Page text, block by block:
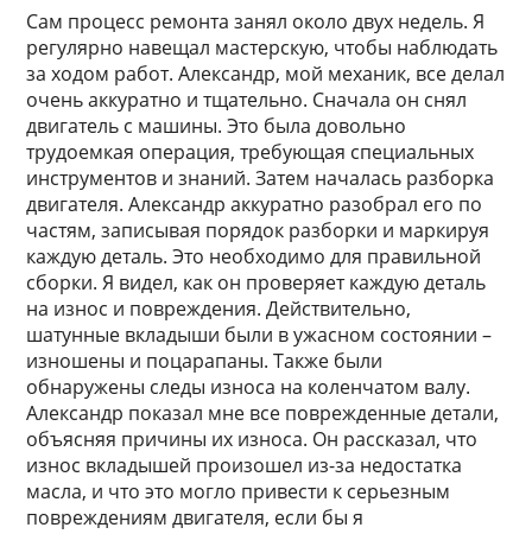
Сам процесс ремонта занял около двух недель. Я
регулярно навещал мастерскую, чтобы наблюдать
за ходом работ. Александр, мой механик, все делал
очень аккуратно и тщательно. Сначала он снял
двигатель с машины. Это была довольно
трудоемкая операция, требующая специальных
инструментов и знаний. Затем началась разборка
двигателя. Александр аккуратно разобрал его по
частям, записывая порядок разборки и маркируя
каждую деталь. Это необходимо для правильной
сборки. Я видел, как он проверяет каждую деталь
на износ и повреждения. Действительно,
шатунные вкладыши были в ужасном состоянии –
изношены и поцарапаны. Также были
обнаружены следы износа на коленчатом валу.
Александр показал мне все поврежденные детали,
объясняя причины их износа. Он рассказал, что
износ вкладышей произошел из-за недостатка
масла, и что это могло привести к серьезным
повреждениям двигателя, если бы я